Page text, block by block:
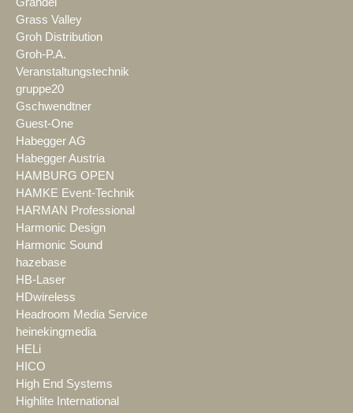
Grass Valley
Groh Distribution
Groh-P.A.
Veranstaltungstechnik
gruppe20
Gschwendtner
Guest-One
Habegger AG
Habegger Austria
HAMBURG OPEN
HAMKE Event-Technik
HARMAN Professional
Harmonic Design
Harmonic Sound
hazebase
HB-Laser
HDwireless
Headroom Media Service
heinekingmedia
HELi
HICO
High End Systems
Highlite International